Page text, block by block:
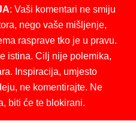
: Vaši komentari ne smiju
nego vaše mišljenje,
rasprave tko je u pravu.
istina. Cilj nije polemika,
Inspiracija, umjesto
ne komentirajte. Ne
biti će te blokirani.